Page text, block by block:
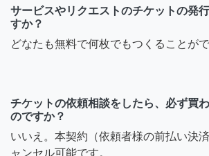
サービスやリクエストのチケットの発
すか？
どなたも無料で何枚でもつくることがで
チケットの依頼相談をしたら、必ず買
のですか？
いいえ。本契約（依頼者様の前払い決
ャンセル可能です。